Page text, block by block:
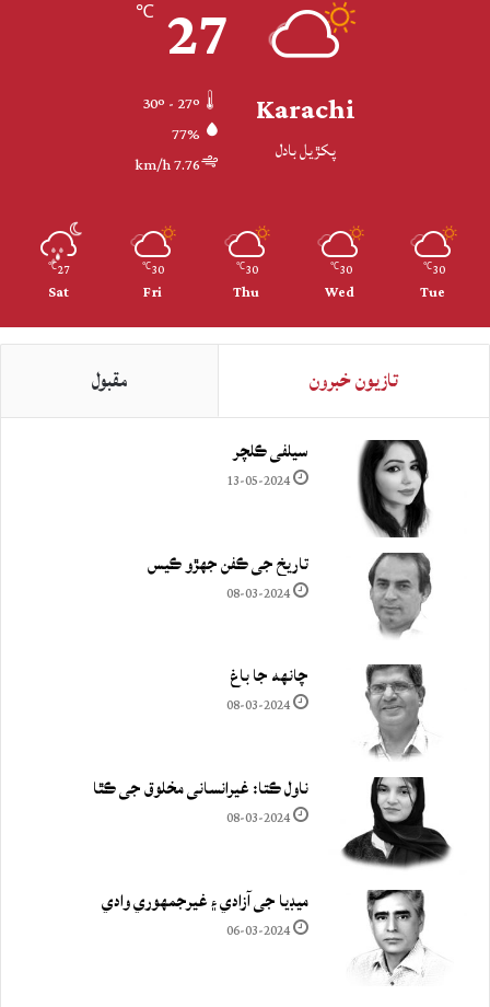
Karachi
پکڙيل بادل
27
℃
77%
7.76 km/h
30
℃
Tue
30
℃
Wed
30
℃
Thu
30
℃
Fri
27
℃
Sat
تازيون خبرون مقبول
سيلفي ڪلچر
13-05-2024
تاريخ جي ڪفن جھڙو ڪيس
08-03-2024
چانهه جا باغ
08-03-2024
ناول ڪتا: غيرانساني مخلوق جي ڪٿا
08-03-2024
ميڊيا جي آزادي ۽ غيرجمھوري وادي
06-03-2024